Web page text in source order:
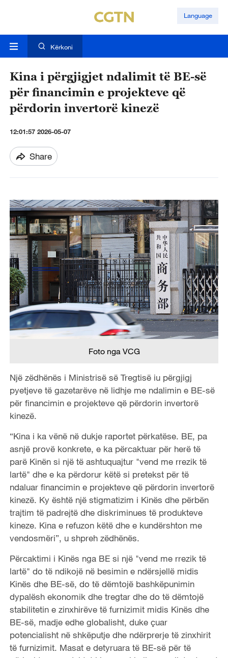
Language
Kërkoni
Kina i përgjigjet ndalimit të BE-së
për financimin e projekteve që
përdorin invertorë kinezë
12:01:57 2026-05-07
Share
Foto nga VCG
Një zëdhënës i Ministrisë së Tregtisë iu përgjigj
pyetjeve të gazetarëve në lidhje me ndalimin e BE-së
për financimin e projekteve që përdorin invertorë
kinezë.
“Kina i ka vënë në dukje raportet përkatëse. BE, pa
asnjë provë konkrete, e ka përcaktuar për herë të
parë Kinën si një të ashtuquajtur "vend me rrezik të
lartë" dhe e ka përdorur këtë si pretekst për të
ndaluar financimin e projekteve që përdorin invertorë
kinezë. Ky është një stigmatizim i Kinës dhe përbën
trajtim të padrejtë dhe diskriminues të produkteve
kineze. Kina e refuzon këtë dhe e kundërshton me
vendosmëri”, u shpreh zëdhënës.
Përcaktimi i Kinës nga BE si një "vend me rrezik të
lartë" do të ndikojë në besimin e ndërsjellë midis
Kinës dhe BE-së, do të dëmtojë bashkëpunimin
dypalësh ekonomik dhe tregtar dhe do të dëmtojë
stabilitetin e zinxhirëve të furnizimit midis Kinës dhe
BE-së, madje edhe globalisht, duke çuar
potencialisht në shkëputje dhe ndërprerje të zinxhirit
të furnizimit. Masat e detyruara të BE-së për të